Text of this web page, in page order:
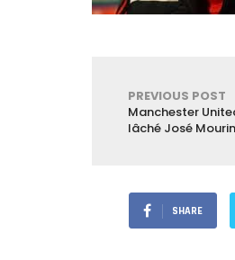
PREVIOUS POST
Manchester
lâché José
SHARE